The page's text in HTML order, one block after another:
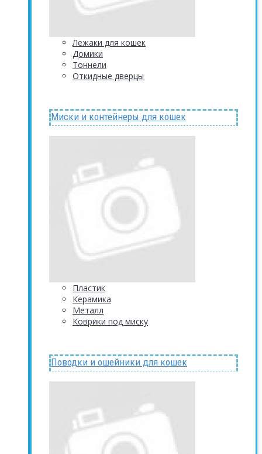
Лежаки для кошек
Домики
Тоннели
Откидные дверцы
Миски и контейнеры для кошек
Пластик
Керамика
Металл
Коврики под миску
Поводки и ошейники для кошек